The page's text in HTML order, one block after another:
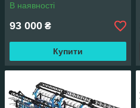
В наявності
93 000 ₴
Купити